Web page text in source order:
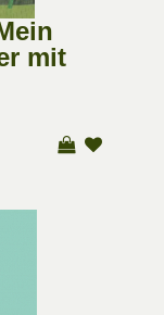
mit